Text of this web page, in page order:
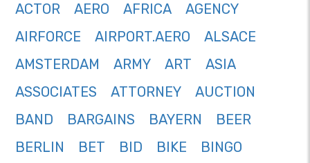
ACTOR
AERO AFRICA
AGENCY
AIRFORCE
AIRPORT.AERO
ALSACE
AMSTERDAM
ARMY ART
ASIA
ASSOCIATES
ATTORNEY
AUCTION
BAND
BARGAINS BAYERN
BEER
BERLIN
BET BID BIKE
BINGO